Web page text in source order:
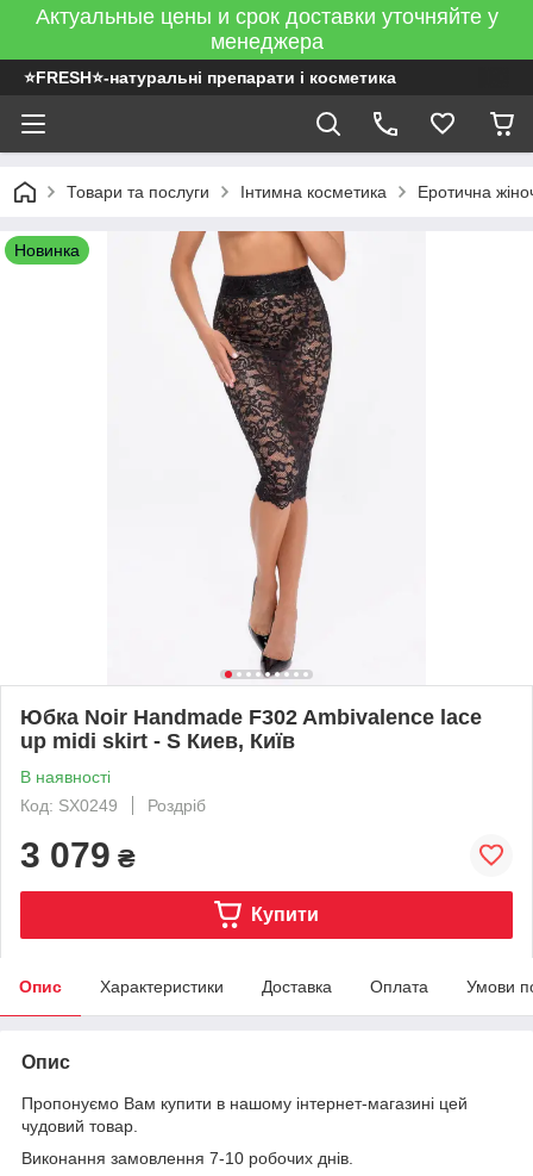
Актуальные цены и срок доставки уточняйте у
менеджера
⭐FRESH⭐-натуральні препарати і косметика
Товари та послуги Інтимна косметика Еротична
Новинка
Юбка Noir Handmade F302 Ambivalence lace
up midi skirt - S Киев, Київ
В наявності
Код: SX0249
Роздріб
3 079 ₴
Купити
Опис Характеристики Доставка Оплата Умови
Опис
Пропонуємо Вам купити в нашому інтернет-магазині цей
чудовий товар.
Виконання замовлення 7-10 робочих днів.